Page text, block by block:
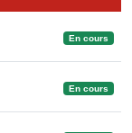
En cours
En cours